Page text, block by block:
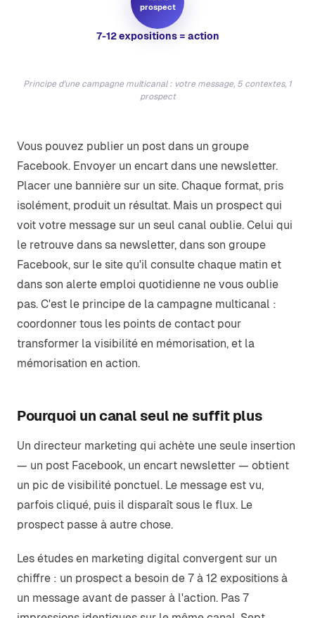
prospect
7-12 expositions = action
Principe d'une campagne multicanal : votre message, 5 contextes, 1
prospect
Vous pouvez publier un post dans un groupe
Facebook. Envoyer un encart dans une newsletter.
Placer une bannière sur un site. Chaque format, pris
isolément, produit un résultat. Mais un prospect qui
voit votre message sur un seul canal oublie. Celui qui
le retrouve dans sa newsletter, dans son groupe
Facebook, sur le site qu'il consulte chaque matin et
dans son alerte emploi quotidienne ne vous oublie
pas. C'est le principe de la campagne multicanal :
coordonner tous les points de contact pour
transformer la visibilité en mémorisation, et la
mémorisation en action.
Pourquoi un canal seul ne suffit plus
Un directeur marketing qui achète une seule insertion
— un post Facebook, un encart newsletter — obtient
un pic de visibilité ponctuel. Le message est vu,
parfois cliqué, puis il disparaît sous le flux. Le
prospect passe à autre chose.
Les études en marketing digital convergent sur un
chiffre : un prospect a besoin de 7 à 12 expositions à
un message avant de passer à l'action. Pas 7